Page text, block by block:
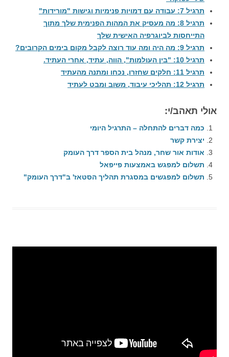
תרגיל 7: עבודה עם דמויות פנימיות וגישות "מורידות"
תרגיל 8: מה מעסיק את המהות הפנימית שלך מתוך
התייחסות לביוגרפיה האישית שלך
תרגיל 9: מה היה ומה עוד רוצה לקבל מקום בימים הקרובים?
תרגיל 10: "בין העולמות", הווה, עתיד, אחרי העתיד.
תרגיל 11: חלקים שחזרו, נכחו ומתנה מהעתיד
תרגיל 12: תהליכי עיבוד, משוב ומבט לעתיד
אולי תאהב/י:
כמה דברים להתחלה – התרגיל היומי
יצירת קשר
אודות אור שחר, מנהל בית הספר דרך העומק
תשלום למפגש באמצעות פייפאל
תשלום למפגשים במסגרת תהליך הסטאז' ב"דרך העומק"